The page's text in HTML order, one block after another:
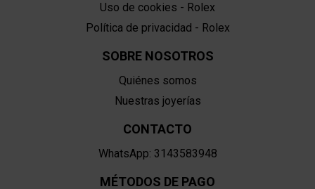
Uso de cookies - Rolex
Política de privacidad - Rolex
SOBRE NOSOTROS
Quiénes somos
Nuestras joyerías
CONTACTO
WhatsApp: 3143583948
MÉTODOS DE PAGO